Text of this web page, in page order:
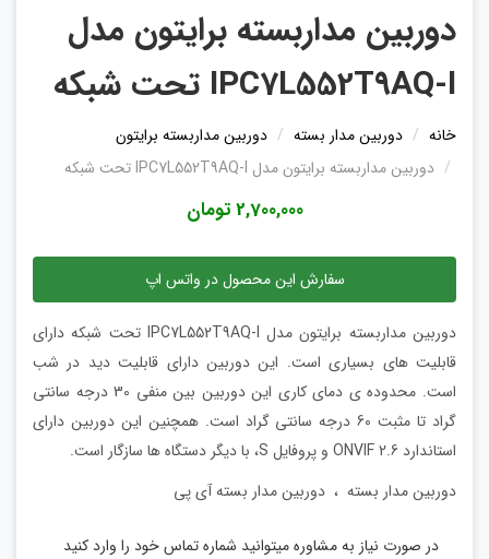
دوربین مداربسته برایتون مدل
IPC7L552T9AQ-I تحت شبکه
خانه دوربین مدار بسته
دوربین مداربسته برایتون
دوربین مداربسته برایتون مدل IPC7L552T9AQ-I تحت شبکه
2,700,000 تومان
سفارش این محصول در واتس اپ
دوربین مداربسته برایتون مدل IPC7L552T9AQ-I تحت شبکه دارای
قابلیت های بسیاری است. این دوربین دارای قابلیت دید در شب
است. محدوده ی دمای کاری این دوربین بین منفی 30 درجه سانتی
گراد تا مثبت 60 درجه سانتی گراد است. همچنین این دوربین دارای
استاندارد ONVIF 2.6 و پروفایل S، با دیگر دستگاه ها سازگار است.
دوربین مدار بسته ، دوربین مدار بسته آی پی
در صورت نیاز به مشاوره میتوانید شماره تماس خود را وارد کنید